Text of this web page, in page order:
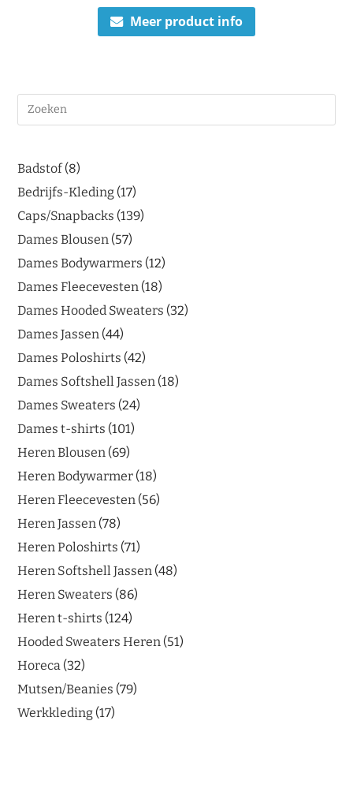
Meer product info
Badstof 8
Bedrijfs-Kleding 17
Caps/Snapbacks 139
Dames Blousen 57
Dames Bodywarmers 12
Dames Fleecevesten 18
Dames Hooded Sweaters 32
Dames Jassen 44
Dames Poloshirts 42
Dames Softshell Jassen 18
Dames Sweaters 24
Dames t-shirts 101
Heren Blousen 69
Heren Bodywarmer 18
Heren Fleecevesten 56
Heren Jassen 78
Heren Poloshirts 71
Heren Softshell Jassen 48
Heren Sweaters 86
Heren t-shirts 124
Hooded Sweaters Heren 51
Horeca 32
Mutsen/Beanies 79
Werkkleding 17